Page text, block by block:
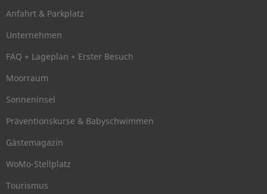
Anfahrt & Parkplatz
Unternehmen
FAQ + Lageplan + Erster Besuch
Moorraum
Sonneninsel
Präventionskurse & Babyschwimmen
Gästemagazin
WoMo-Stellplatz
Tourismus